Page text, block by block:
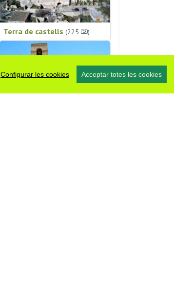
Configurar les cookies Acceptar totes les cookies
Terra de castells (225 )